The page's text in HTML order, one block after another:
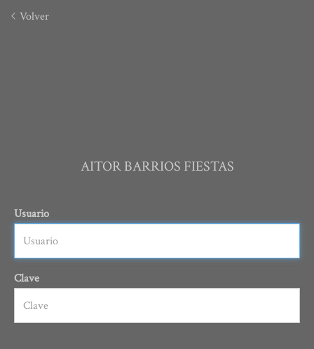
Volver
AITOR BARRIOS FIESTAS
Usuario
Clave